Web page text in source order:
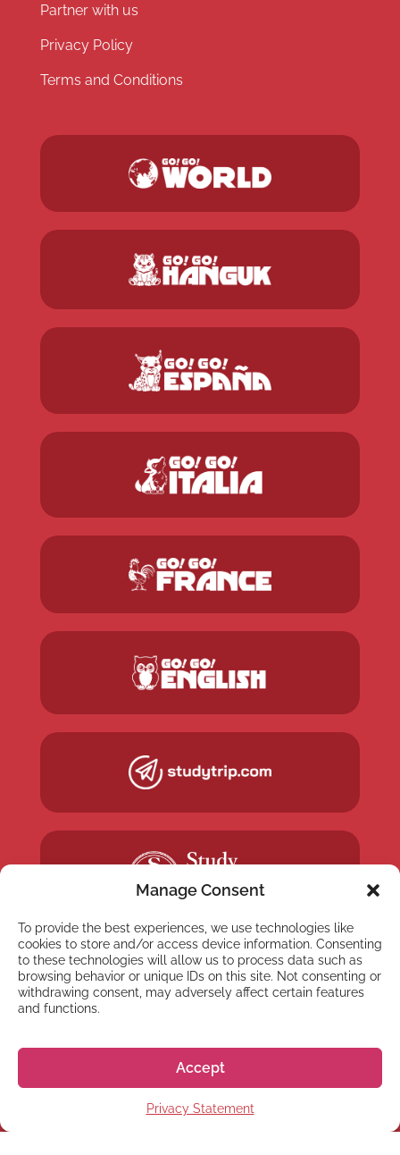
Manage Consent
To provide the best experiences, we use technologies like
cookies to store and/or access device information. Consenting
to these technologies will allow us to process data such as
browsing behavior or unique IDs on this site. Not consenting or
withdrawing consent, may adversely affect certain features
and functions.
Accept
Privacy Statement
Partner with us
Privacy Policy
Terms and Conditions
Suscríbete a nuestra
newsletter